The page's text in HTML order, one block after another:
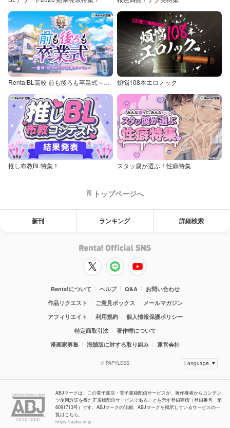
Renta!BL高校 前も後ろも卒業式～童貞・処女からの卒業アルバム～ 煩悩108本エロノック
推し布教BL特集！ スタッ腐が選ぶ！性癖特集
トップページへ
新刊 ランキング 詳細検索
Renta!について ヘルプ Q&A
お問い合わせ
作品リクエスト
ご意見ボックス
メールマガジン
アフィリエイト
利用規約
個人情報保護ポリシー
特定商取引法
著作権について
漫画家募集
海賊版に対する取り組み 運営会社
© PAPYLESS
ABJマークは、この電子書店・電子書籍配信サービスが、著作権者からコンテン
ツ使用許諾を得た正規版配信サービスであることを示す登録商標（登録番号 第
6091713号）です。ABJマークの詳細、ABJマークを掲示しているサービスの一
覧はこちら。
https://aebs.or.jp